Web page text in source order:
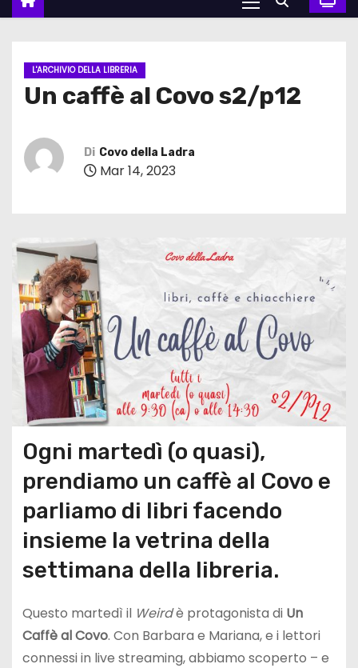
L'ARCHIVIO DELLA LIBRERIA
Un caffè al Covo s2/p12
Di Covo della Ladra
Mar 14, 2023
Ogni martedì (o quasi),
prendiamo un caffè al Covo e
parliamo di libri facendo
insieme la vetrina della
settimana della libreria.
Questo martedì il Weirdè protagonista diUn
Caffè al Covo. Con Barbara e Mariana, e i lettori
connessi in live streaming, abbiamo scoperto – e